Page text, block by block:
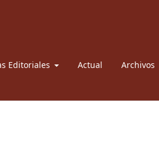
Editoriales Actual Archivos